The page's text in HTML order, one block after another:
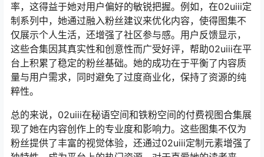
率，这得益于她对用户偏好的敏锐把握。例如，在02uiii定
制系列中，她通过融入粉丝建议来优化内容，使得图集不
仅展示个人生活，还增强了社区参与感。用户反馈显示，
这些合集因其真实性和创意性而广受好评，帮助02uiii在平
台上积累了稳定的粉丝基础。她的成功在于平衡了内容质
量与用户需求，同时避免了过度商业化，保持了资源的纯
粹性。
总的来说，02uiii在秘语空间和铁粉空间的付费视图合集展
现了她在内容创作上的专业度和影响力。这些图集不仅为
粉丝提供了丰富的视觉体验，还通过02uiii定制元素增强了